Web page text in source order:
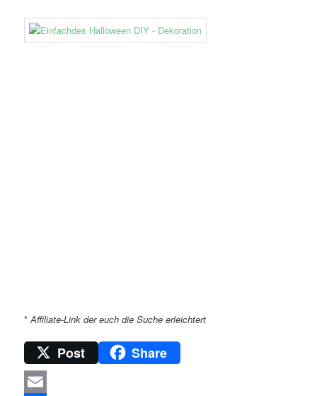
* Affiliate-Link der euch die Suche erleichtert
Post Share